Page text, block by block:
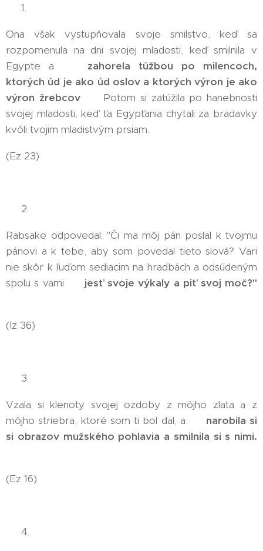
👉 1.
Ona však vystupňovala svoje smilstvo, keď sa
rozpomenula na dni svojej mladosti, keď smilnila v
Egypte a 😲 zahorela túžbou po milencoch,
ktorých úd je ako úd oslov a ktorých výron je ako
výron žrebcov😲 Potom si zatúžila po hanebnosti
svojej mladosti, keď ťa Egypťania chytali za bradavky
kvôli tvojim mladistvým prsiam.
(Ez 23)
👉 2.
Rabsake odpovedal: "Či ma môj pán poslal k tvojmu
pánovi a k tebe, aby som povedal tieto slová? Vari
nie skôr k ľuďom sediacim na hradbách a odsúdeným
spolu s vami 💩 jesť svoje výkaly a piť svoj moč?"
(Iz 36)
👉 3.
Vzala si klenoty svojej ozdoby z môjho zlata a z
môjho striebra, ktoré som ti bol dal, a 🤭 narobila si
si obrazov mužského pohlavia a smilnila si s nimi.
(Ez 16)
👉 4.